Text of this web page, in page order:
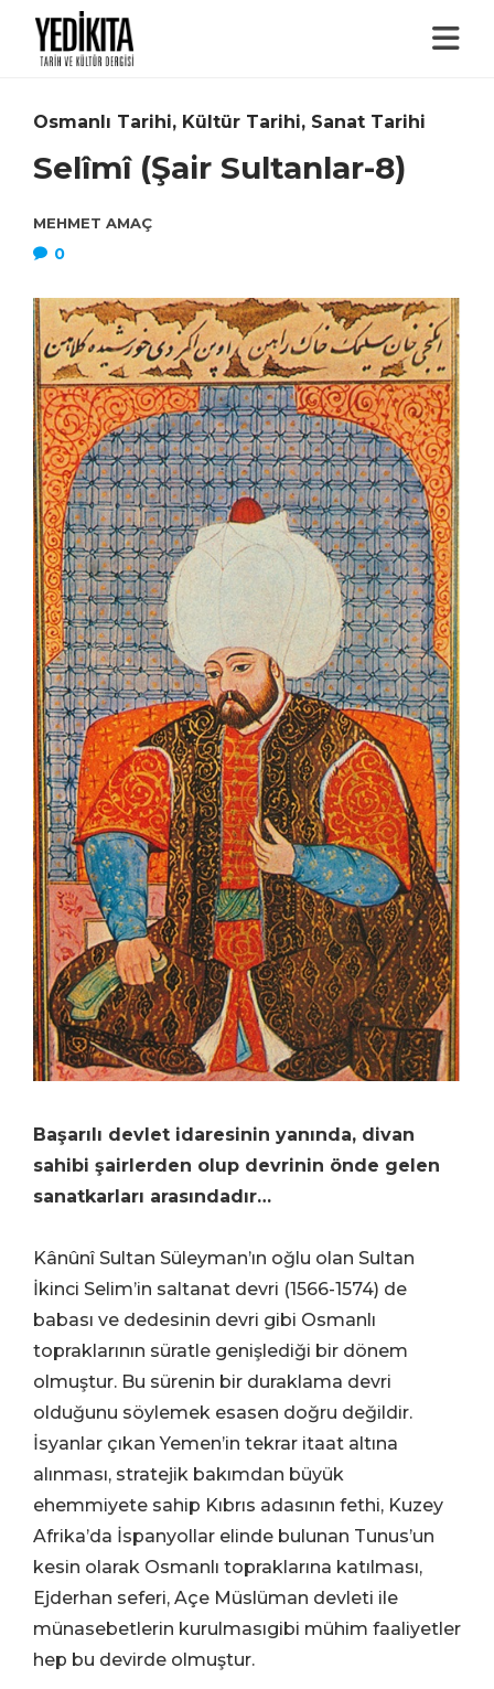
Osmanlı Tarihi, Kültür Tarihi, Sanat Tarihi
Selîmî (Şair Sultanlar-8)
MEHMET AMAÇ
0
Başarılı devlet idaresinin yanında, divan
sahibi şairlerden olup devrinin önde gelen
sanatkarları arasındadır…
Kânûnî Sultan Süleyman’ın oğlu olan Sultan
İkinci Selim’in saltanat devri (1566-1574) de
babası ve dedesinin devri gibi Osmanlı
topraklarının süratle genişlediği bir dönem
olmuştur. Bu sürenin bir duraklama devri
olduğunu söylemek esasen doğru değildir.
İsyanlar çıkan Yemen’in tekrar itaat altına
alınması, stratejik bakımdan büyük
ehemmiyete sahip Kıbrıs adasının fethi, Kuzey
Afrika’da İspanyollar elinde bulunan Tunus’un
kesin olarak Osmanlı topraklarına katılması,
Ejderhan seferi, Açe Müslüman devleti ile
münasebetlerin kurulmasıgibi mühim faaliyetler
hep bu devirde olmuştur.